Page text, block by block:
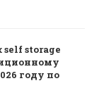
storage
году по